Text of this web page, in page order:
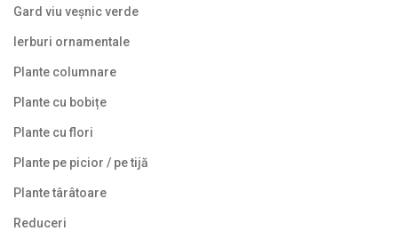
Gard viu veșnic verde
Ierburi ornamentale
Plante columnare
Plante cu bobițe
Plante cu flori
Plante pe picior / pe tijă
Plante târâtoare
Reduceri